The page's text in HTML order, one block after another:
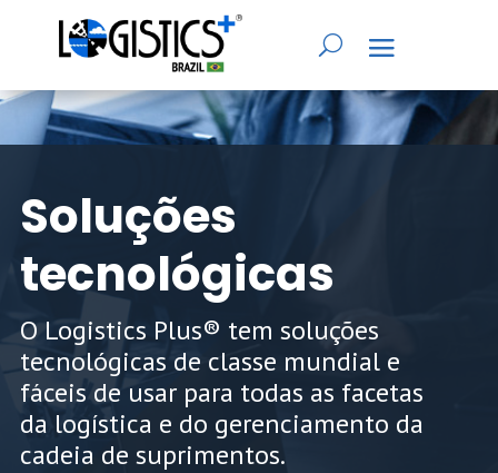
Soluções
tecnológicas
O Logistics Plus® tem soluções
tecnológicas de classe mundial e
fáceis de usar para todas as facetas
da logística e do gerenciamento da
cadeia de suprimentos.